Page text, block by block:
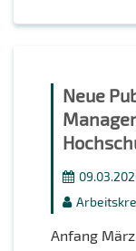
Neue
Anfang